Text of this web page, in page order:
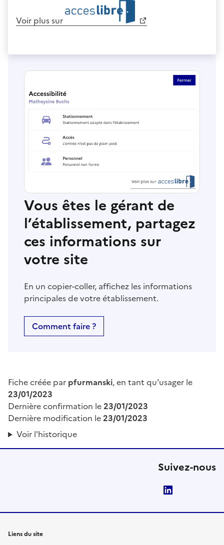
Voir plus sur
Vous êtes le gérant de
l’établissement, partagez
ces informations sur
votre site
En un copier-coller, affichez les informations
principales de votre établissement.
Comment faire ?
Fiche créée par pfurmanski, en tant qu'usager le
23/01/2023
Dernière confirmation le23/01/2023
Dernière modification le23/01/2023
Voir l'historique
Suivez-nous
Liens du site